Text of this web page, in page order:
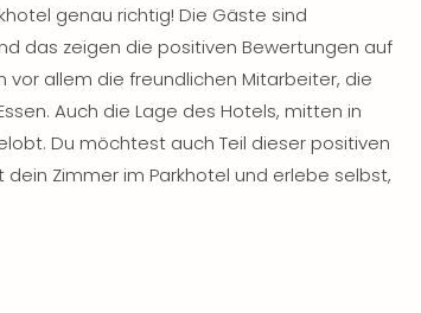
genau richtig! Die Gäste sind
das zeigen die positiven Bewertungen auf
vor allem die freundlichen Mitarbeiter, die
Auch die Lage des Hotels, mitten in
Du möchtest auch Teil dieser positiven
Zimmer im Parkhotel und erlebe selbst,